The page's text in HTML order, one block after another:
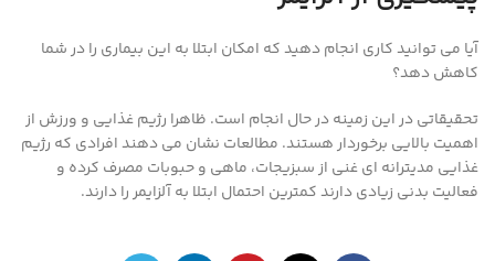
آیا می توانید کاری انجام دهید که امکان ابتلا به این بیماری را در شما
کاهش دهد؟
تحقیقاتی در این زمینه در حال انجام است. ظاهرا رژیم غذایی و ورزش از
اهمیت بالایی برخوردار هستند. مطالعات نشان می دهند افرادی که رژیم
غذایی مدیترانه ای غنی از سبزیجات، ماهی و حبوبات مصرف کرده و
فعالیت بدنی زیادی دارند کمترین احتمال ابتلا به آلزایمر را دارند.